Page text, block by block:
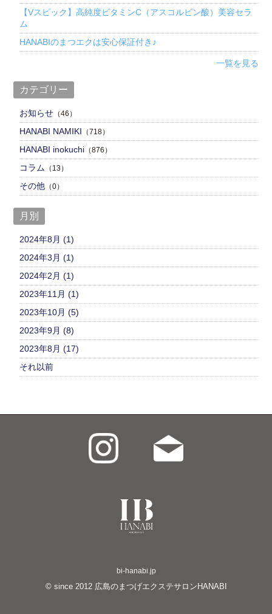
【Vスピック】高純度ビタミンC（アスコルビン酸）美容セラ
ム
HANABIのまつエクは安心保証付き♪
一覧を見る
カテゴリー
お知らせ （46）
HANABI NAMIKI （718）
HANABI inokuchi （876）
コラム （13）
その他 （0）
月別
2024年8月 (1)
2024年3月 (1)
2024年2月 (1)
2023年11月 (1)
2023年10月 (5)
2023年9月 (8)
2023年8月 (17)
それ以前
bi-hanabi.jp
© since 2012 広島のまつげエクステサロンHANABI